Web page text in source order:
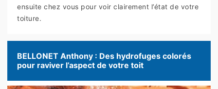
ensuite chez vous pour voir clairement l’état de votre
toiture.
BELLONET Anthony : Des hydrofuges colorés
pour raviver l’aspect de votre toit